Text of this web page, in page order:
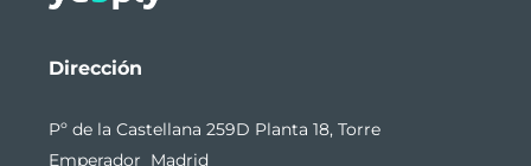
Dirección
Pº de la Castellana 259D Planta 18, Torre
Emperador Madrid